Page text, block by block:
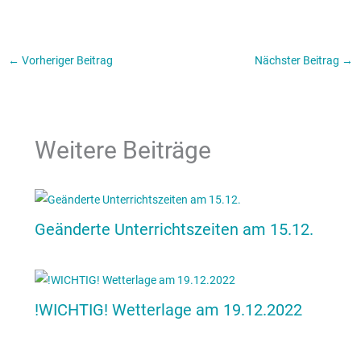
← Vorheriger Beitrag Nächster Beitrag →
Weitere Beiträge
Geänderte Unterrichtszeiten am 15.12.
!WICHTIG! Wetterlage am 19.12.2022